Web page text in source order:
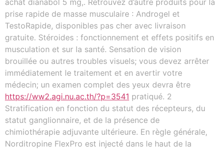
achat dianabol 5 mg,. Retrouvez d’autre produits pour la
prise rapide de masse musculaire : Androgel et
TestoRapide, disponibles pas cher avec livraison
gratuite. Stéroides : fonctionnement et effets positifs en
musculation et sur la santé. Sensation de vision
brouillée ou autres troubles visuels; vous devez arrêter
immédiatement le traitement et en avertir votre
médecin; un examen complet des yeux devra être
https://ww2.agi.nu.ac.th/?p=3541 pratiqué. 2
Stratification en fonction du statut des récepteurs, du
statut ganglionnaire, et de la présence de
chimiothérapie adjuvante ultérieure. En règle générale,
Norditropine FlexPro est injecté dans le haut de la